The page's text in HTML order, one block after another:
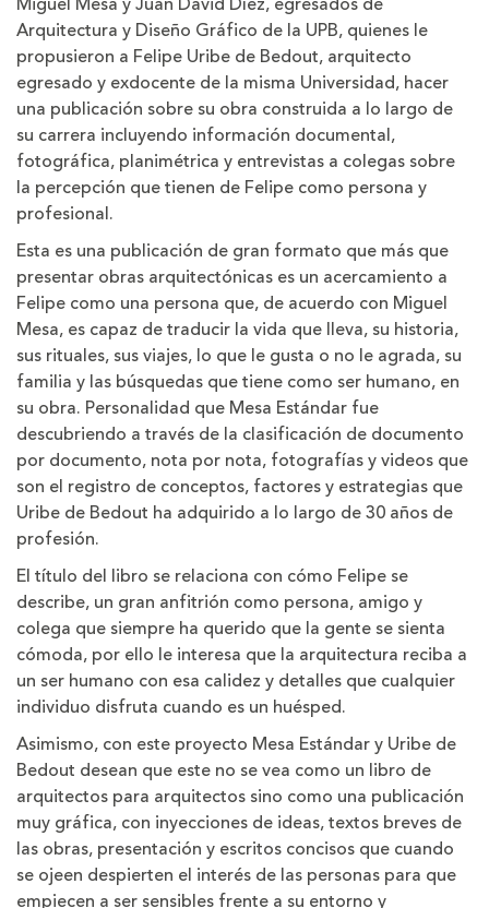
Arquitectura y Diseño Gráfico de la UPB, quienes le
propusieron a Felipe Uribe de Bedout, arquitecto
egresado y exdocente de la misma Universidad, hacer
una publicación sobre su obra construida a lo largo de
su carrera incluyendo información documental,
fotográfica, planimétrica y entrevistas a colegas sobre
la percepción que tienen de Felipe como persona y
profesional.
Esta es una publicación de gran formato que más que
presentar obras arquitectónicas es un acercamiento a
Felipe como una persona que, de acuerdo con Miguel
Mesa, es capaz de traducir la vida que lleva, su historia,
sus rituales, sus viajes, lo que le gusta o no le agrada, su
familia y las búsquedas que tiene como ser humano, en
su obra. Personalidad que Mesa Estándar fue
descubriendo a través de la clasificación de documento
por documento, nota por nota, fotografías y videos que
son el registro de conceptos, factores y estrategias que
Uribe de Bedout ha adquirido a lo largo de 30 años de
profesión.
El título del libro se relaciona con cómo Felipe se
describe, un gran anfitrión como persona, amigo y
colega que siempre ha querido que la gente se sienta
cómoda, por ello le interesa que la arquitectura reciba a
un ser humano con esa calidez y detalles que cualquier
individuo disfruta cuando es un huésped.
Asimismo, con este proyecto Mesa Estándar y Uribe de
Bedout desean que este no se vea como un libro de
arquitectos para arquitectos sino como una publicación
muy gráfica, con inyecciones de ideas, textos breves de
las obras, presentación y escritos concisos que cuando
se ojeen despierten el interés de las personas para que
empiecen a ser sensibles frente a su entorno y